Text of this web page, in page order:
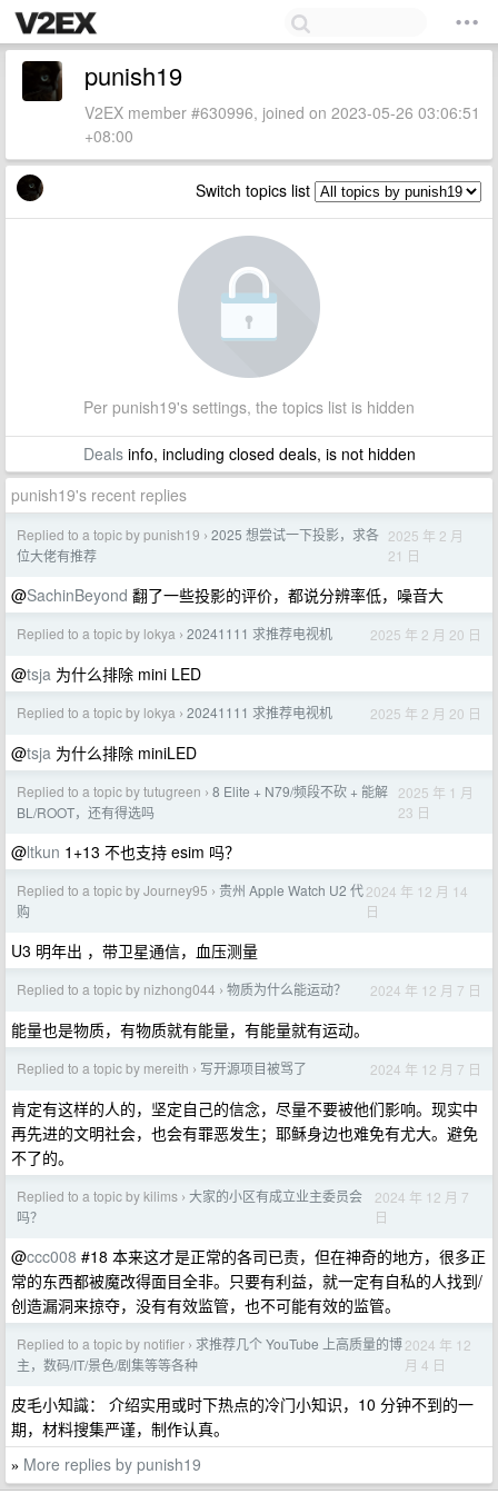
punish19
V2EX member #630996, joined on 2023-05-26 03:06:51
+08:00
Switch topics list
Per punish19's settings, the topics list is hidden
Dealsinfo, including closed deals, is not hidden
punish19's recent replies
Replied to a topic by punish19 › 2025 想尝试一下投影，求各
位大佬有推荐
2025 年 2 月
21 日
@SachinBeyond 翻了一些投影的评价，都说分辨率低，噪音大
Replied to a topic by lokya › 20241111 求推荐电视机 2025 年 2 月 20 日
@tsja 为什么排除 mini LED
Replied to a topic by lokya › 20241111 求推荐电视机 2025 年 2 月 20 日
@tsja 为什么排除 miniLED
Replied to a topic by tutugreen › 8 Elite + N79/频段不砍 + 能解
BL/ROOT，还有得选吗
2025 年 1 月
23 日
@ltkun 1+13 不也支持 esim 吗？
Replied to a topic by Journey95 › 贵州 Apple Watch U2 代
购
2024 年 12 月 14
日
U3 明年出 ，带卫星通信，血压测量
Replied to a topic by nizhong044 › 物质为什么能运动？ 2024 年 12 月 7 日
能量也是物质，有物质就有能量，有能量就有运动。
Replied to a topic by mereith › 写开源项目被骂了 2024 年 12 月 7 日
肯定有这样的人的，坚定自己的信念，尽量不要被他们影响。现实中
再先进的文明社会，也会有罪恶发生；耶稣身边也难免有尤大。避免
不了的。
Replied to a topic by kilims › 大家的小区有成立业主委员会
吗？
2024 年 12 月 7
日
@ccc008 #18 本来这才是正常的各司已责，但在神奇的地方，很多正
常的东西都被魔改得面目全非。只要有利益，就一定有自私的人找到/
创造漏洞来掠夺，没有有效监管，也不可能有效的监管。
Replied to a topic by notifier › 求推荐几个 YouTube 上高质量的博
主，数码/IT/景色/剧集等等各种
2024 年 12
月 4 日
皮毛小知識： 介绍实用或时下热点的冷门小知识，10 分钟不到的一
期，材料搜集严谨，制作认真。
» More replies by punish19